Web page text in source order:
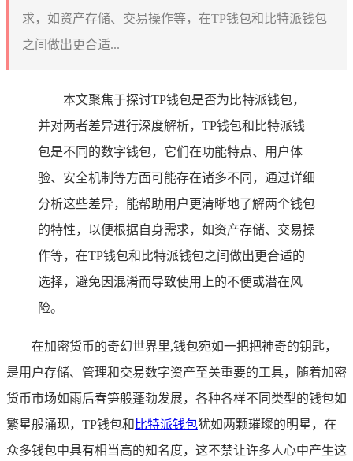
求，如资产存储、交易操作等，在TP钱包和比特派钱包
之间做出更合适...
本文聚焦于探讨TP钱包是否为比特派钱包，
并对两者差异进行深度解析，TP钱包和比特派钱
包是不同的数字钱包，它们在功能特点、用户体
验、安全机制等方面可能存在诸多不同，通过详细
分析这些差异，能帮助用户更清晰地了解两个钱包
的特性，以便根据自身需求，如资产存储、交易操
作等，在TP钱包和比特派钱包之间做出更合适的
选择，避免因混淆而导致使用上的不便或潜在风
险。
在加密货币的奇幻世界里,钱包宛如一把把神奇的钥匙，
是用户存储、管理和交易数字资产至关重要的工具，随着加密
货币市场如雨后春笋般蓬勃发展，各种各样不同类型的钱包如
繁星般涌现，TP钱包和 比特派钱包犹如两颗璀璨的明星，在
众多钱包中具有相当高的知名度，这不禁让许多人心中产生这